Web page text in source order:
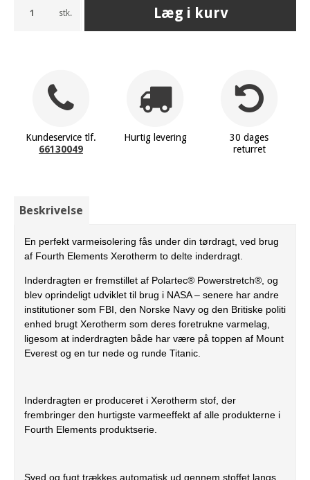
stk. Læg i kurv
Kundeservice tlf.
66130049
Hurtig levering
30 dages
returret
Beskrivelse
En perfekt varmeisolering fås under din tørdragt, ved brug
af Fourth Elements Xerotherm to delte inderdragt.
Inderdragten er fremstillet af Polartec® Powerstretch®, og
blev oprindeligt udviklet til brug i NASA – senere har andre
institutioner som FBI, den Norske Navy og den Britiske politi
enhed brugt Xerotherm som deres foretrukne varmelag,
ligesom at inderdragten både har være på toppen af Mount
Everest og en tur nede og runde Titanic.
Inderdragten er produceret i Xerotherm stof, der
frembringer den hurtigste varmeeffekt af alle produkterne i
Fourth Elements produktserie.
Sved og fugt trækkes automatisk ud gennem stoffet langs